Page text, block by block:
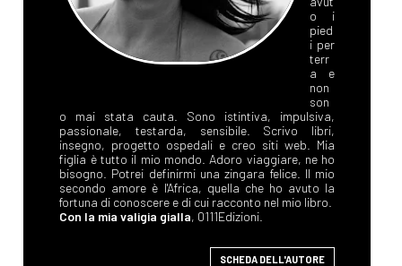
o i
pied
i per
terr
a e
non
son
o mai stata cauta. Sono istintiva, impulsiva,
passionale, testarda, sensibile. Scrivo libri,
insegno, progetto ospedali e creo siti web. Mia
figlia è tutto il mio mondo. Adoro viaggiare, ne ho
bisogno. Potrei definirmi una zingara felice. Il mio
secondo amore è l'Africa, quella che ho avuto la
fortuna di conoscere e di cui racconto nel mio libro.
Con la mia valigia gialla, 0111Edizioni.
SCHEDA DELL'AUTORE